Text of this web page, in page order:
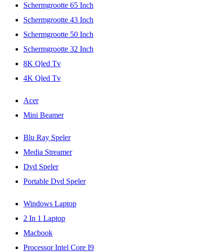
Schermgrootte 65 Inch
Schermgrootte 43 Inch
Schermgrootte 50 Inch
Schermgrootte 32 Inch
8K Qled Tv
4K Qled Tv
Acer
Mini Beamer
Blu Ray Speler
Media Streamer
Dvd Speler
Portable Dvd Speler
Windows Laptop
2 In 1 Laptop
Macbook
Processor Intel Core I9